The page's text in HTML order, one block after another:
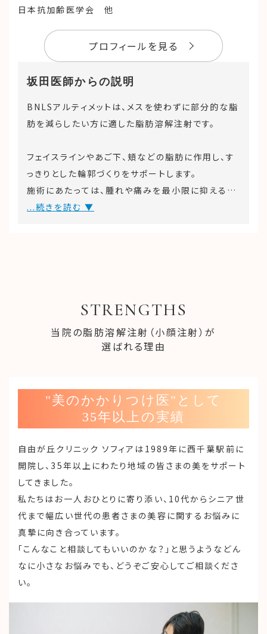
日本抗加齢医学会 他
プロフィールを見る
坂田医師からの説明
BNLSアルティメットは、メスを使わずに部分的な脂
肪を減らしたい方に適した脂肪溶解注射です。
フェイスラインやあご下、頬などの脂肪に作用し、す
っきりとした輪郭づくりをサポートします。
施術にあたっては、腫れや痛みを最小限に抑えるた
めカニューレを使用したり、注入層や量を調整し左
掛けています。
...続きを読む ▼
STRENGTHS
当院の脂肪溶解注射（小顔注射）が
選ばれる理由
"美のかかりつけ医"として
35年以上の実績
自由が丘クリニック ソフィアは1989年に西千葉駅前に
開院し、35年以上にわたり地域の皆さまの美をサポート
してきました。
私たちはお一人おひとりに寄り添い、10代からシニア世
代まで幅広い世代の患者さまの美容に関するお悩みに
真摯に向き合っています。
「こんなこと相談してもいいのかな？」と思うようなどん
なに小さなお悩みでも、どうぞご安心してご相談くださ
い。